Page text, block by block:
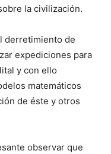
la civilización.
derretimiento de
expediciones para
y con ello
matemáticos
de éste y otros
observar que